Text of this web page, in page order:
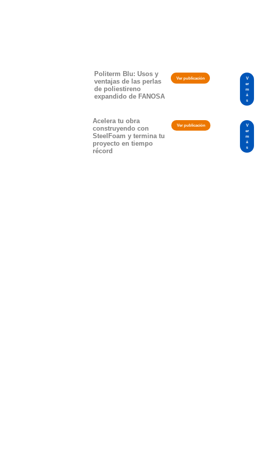
Politerm Blu: Usos y
ventajas de las perlas
de poliestireno
expandido de FANOSA
Ver publicación
V
er
m
á
s
Acelera tu obra
construyendo con
SteelFoam y termina tu
proyecto en tiempo
récord
Ver publicación
V
er
m
á
s